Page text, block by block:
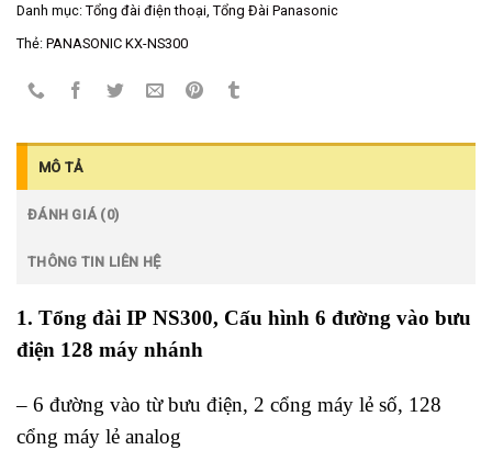
Danh mục: Tổng đài điện thoại Tổng Đài Panasonic
Thẻ: PANASONIC KX-NS300
MÔ TẢ
ĐÁNH GIÁ (0)
THÔNG TIN LIÊN HỆ
1. Tổng đài IP NS300, Cấu hình 6 đường vào bưu
điện 128 máy nhánh
– 6 đường vào từ bưu điện, 2 cổng máy lẻ số, 128
cổng máy lẻ analog